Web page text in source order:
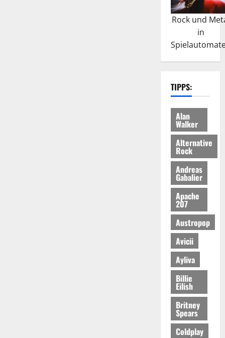
Rock und
in
TIPPS:
Alan
Walker
Alternative
Rock
Andreas
Gabalier
Apache
207
Austropop
Avicii
Ayliva
Billie
Eilish
Britney
Spears
Coldplay